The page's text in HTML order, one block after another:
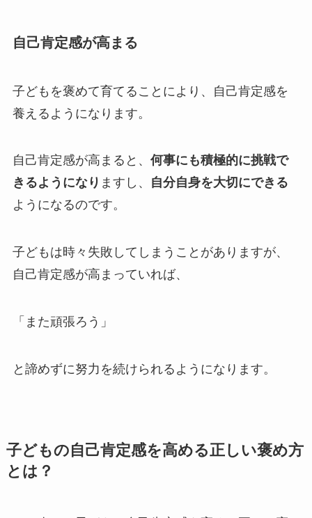
自己肯定感が高まる
子どもを褒めて育てることにより、自己肯定感を
養えるようになります。
自己肯定感が高まると、 何事にも積極的に挑戦で
きるようになり ますし、
自分自身を大切にできる
ようになるのです。
子どもは時々失敗してしまうことがありますが、
自己肯定感が高まっていれば、
「また頑張ろう」
と諦めずに努力を続けられるようになります。
子どもの自己肯定感を高める正しい褒め方
とは？